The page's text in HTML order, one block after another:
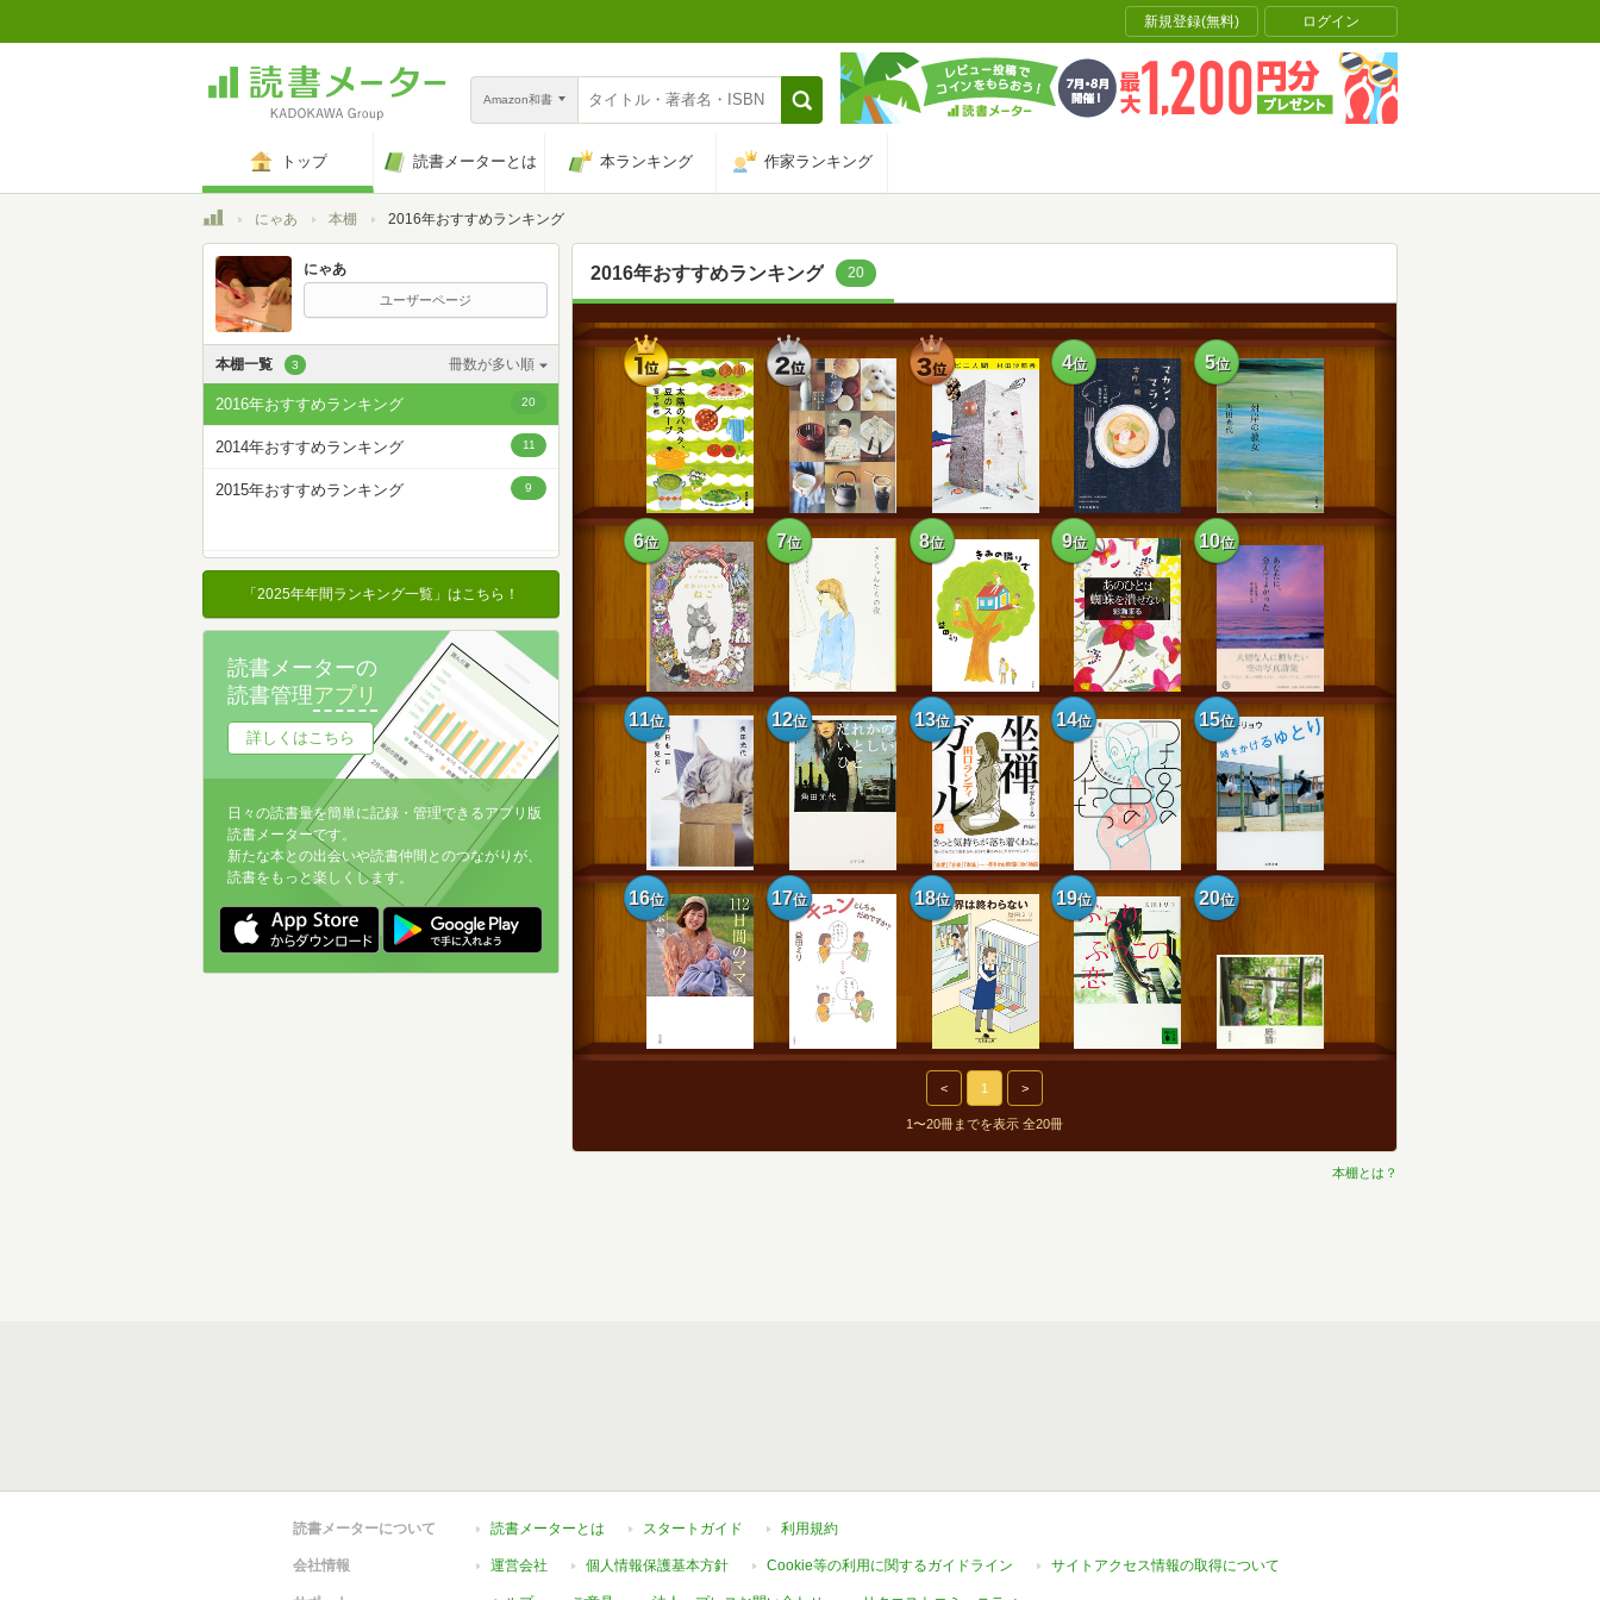
新規登録(無料) ログイン
Amazon和書
トップ 読書メーターとは 本ランキング 作家ランキング
トップにゃあ 本棚 2016年おすすめランキング
にゃあ
ユーザーページ
本棚一覧 3 冊数が多い順
カスタム順
登録日時が新しい順
登録日時が古い順
冊数が多い順
冊数が少ない順
2016年おすすめランキング 20
2014年おすすめランキング 11
2015年おすすめランキング 9
「2025年年間ランキング一覧」はこちら！
読書メーターの
読書管理アプリ
詳しくはこちら
日々の読書量を簡単に記録・管理できるアプリ版
読書メーターです。
新たな本との出会いや読書仲間とのつながりが、
読書をもっと楽しくします。
2016年おすすめランキング 20
1位 2位 3位 4位 5位
6位 7位 8位 9位 10位
11位 12位 13位 14位 15位
16位 17位 18位 19位 20位
< 1 >
1〜20冊までを表示 全20冊
本棚とは？
読書メーターについて 読書メーターとは スタートガイド 利用規約
会社情報 運営会社 個人情報保護基本方針 Cookie等の利用に関するガイドライン サイトアクセス情報の取得について